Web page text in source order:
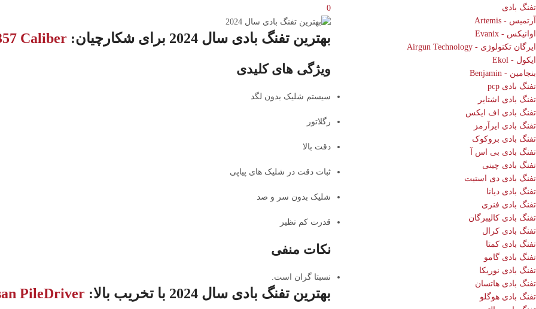
تفنگ بادی
آرتمیس - Artemis
اوانیکس - Evanix
ایرگان تکنولوژی - Airgun Technology
ایکول - Ekol
بنجامین - Benjamin
تفنگ بادی pcp
تفنگ بادی اشتایر
تفنگ بادی اف ایکس
تفنگ بادی ایرآرمز
تفنگ بادی بروکوک
تفنگ بادی بی اس آ
تفنگ بادی چینی
تفنگ بادی دی استیت
تفنگ بادی دیانا
تفنگ بادی فنری
تفنگ بادی کالیبرگان
تفنگ بادی کرال
تفنگ بادی کمتا
تفنگ بادی گامو
تفنگ بادی نوریکا
تفنگ بادی هاتسان
تفنگ بادی هوگلو
0
بهترین تفنگ بادی سال 2024 برای شکارچیان: Caliber
ویژگی های کلیدی
سیستم شلیک بدون لگد
رگلاتور
دقت بالا
ثبات دقت در شلیک های پیاپی
شلیک بدون سر و صد
قدرت کم نظیر
نکات منفی
نسبتا گران است.
بهترین تفنگ بادی سال 2024 با تخریب بالا: PileDriver